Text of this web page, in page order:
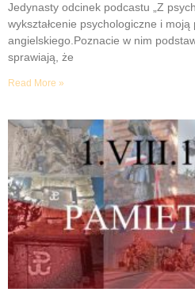
Jedynasty odcinek podcastu „Z
wykształcenie psychologiczne i
angielskiego.Poznacie w nim
sprawiają, że
Read More »